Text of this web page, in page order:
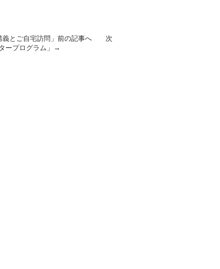
とご自宅訪問 」前の記事へ 次
ープログラム 」→